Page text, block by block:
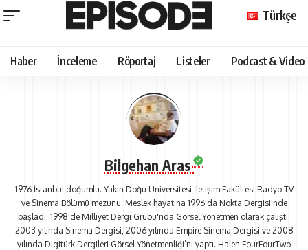
Türkçe
Haber İnceleme Röportaj Listeler Podcast & Video
Bilgehan Aras
1976 İstanbul doğumlu. Yakın Doğu Üniversitesi İletişim Fakültesi Radyo TV
ve Sinema Bölümü mezunu. Meslek hayatına 1996'da Nokta Dergisi'nde
başladı. 1998'de Milliyet Dergi Grubu'nda Görsel Yönetmen olarak çalıştı.
2003 yılında Sinema Dergisi, 2006 yılında Empire Sinema Dergisi ve 2008
yılında Digitürk Dergileri Görsel Yönetmenliği’ni yaptı. Halen FourFourTwo